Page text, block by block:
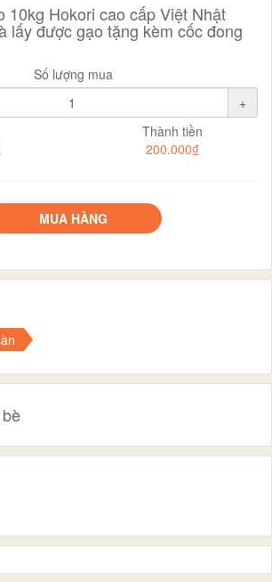
10kg Hokori cao cấp Việt Nhật
lấy được gạo tặng kèm cốc đong
Số lượng mua
+
Thành tiền
200.000₫
MUA HÀNG